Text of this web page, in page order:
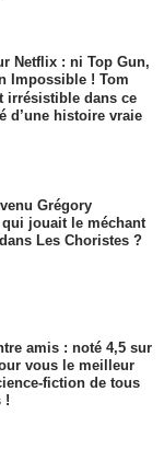
Netflix : ni Top Gun,
Impossible ! Tom
irrésistible dans ce
d’une histoire vraie
Grégory
jouait le méchant
Les Choristes ?
amis : noté 4,5 sur
vous le meilleur
fiction de tous
!